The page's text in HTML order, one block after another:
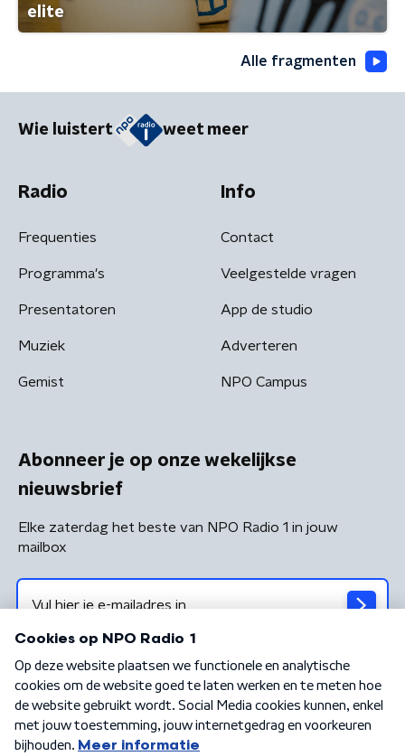
elite
Alle fragmenten
Wie luistert weet meer
Radio
Frequenties
Programma's
Presentatoren
Muziek
Gemist
Info
Contact
Veelgestelde vragen
App de studio
Adverteren
NPO Campus
Abonneer je op onze wekelijkse
nieuwsbrief
Elke zaterdag het beste van NPO Radio 1 in jouw
mailbox
Algemene voorwaarden Privacybeleid